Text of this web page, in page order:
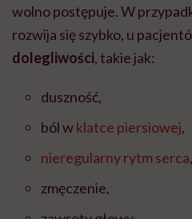
wolno postępuje. W
rozwija się szybko, u
dolegliwości, takie jak:
duszność,
ból wklatce piersiowej,
nieregularny rytm serca,
zmęczenie,